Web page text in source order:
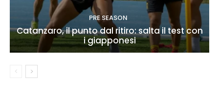
PRE SEASON
Catanzaro, il punto dal ritiro: salta il test con
i giapponesi